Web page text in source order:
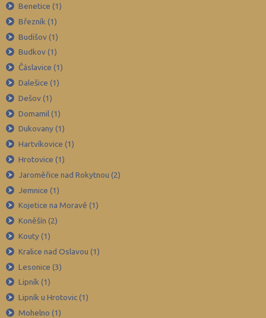
Blansko (88)
Brno-město (317)
Brno-venkov (149)
Bruntál (73)
Břeclav (84)
Česká Lípa (79)
České Budějovice (173)
Český Krumlov (49)
Děčín (106)
Domažlice (49)
Frýdek-Místek (164)
Hodonín (119)
Hradec Králové (139)
Cheb (61)
Chomutov (65)
Benetice (1)
Březník (1)
Budišov (1)
Budkov (1)
Čáslavice (1)
Dalešice (1)
Dešov (1)
Domamil (1)
Dukovany (1)
Hartvíkovice (1)
Hrotovice (1)
Jaroměřice nad Rokytnou (2)
Jemnice (1)
Kojetice na Moravě (1)
Koněšín (2)
Kouty (1)
Kralice nad Oslavou (1)
Lesonice (3)
Lipník (1)
Lipník u Hrotovic (1)
Mohelno (1)